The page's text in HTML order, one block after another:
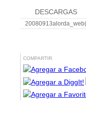
DESCARGAS
COMPARTIR